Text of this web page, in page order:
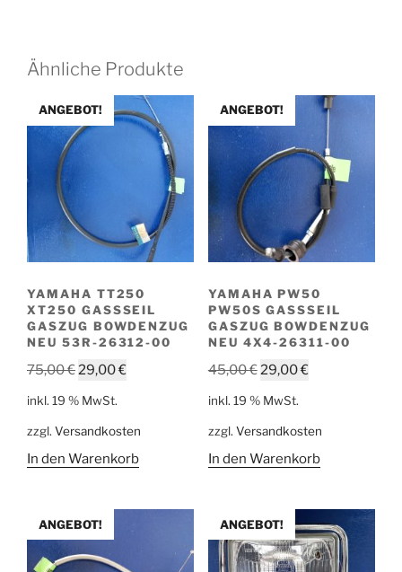
Ähnliche Produkte
ANGEBOT!
YAMAHA TT250
XT250 GASSSEIL
GASZUG BOWDENZUG
NEU 53R-26312-00
75,00€ Ursprünglicher
75,00 €
29,00€Aktueller
29,00 €.
inkl. 19 % MwSt.
zzgl. Versandkosten
In den Warenkorb
ANGEBOT!
YAMAHA PW50
PW50S GASSSEIL
GASZUG BOWDENZUG
NEU 4X4-26311-00
45,00€ Ursprünglicher
45,00 €
29,00€Aktueller
29,00 €.
inkl. 19 % MwSt.
zzgl. Versandkosten
In den Warenkorb
ANGEBOT! ANGEBOT!